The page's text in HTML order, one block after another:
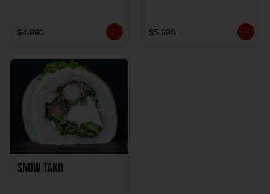
$4.990 $5.990
Snow Tako